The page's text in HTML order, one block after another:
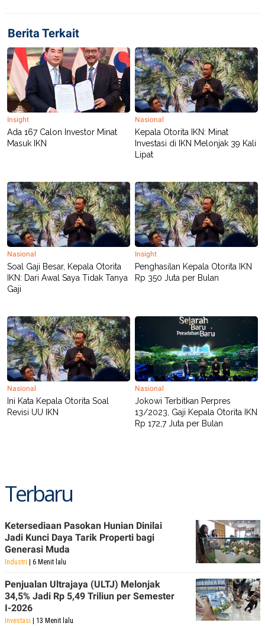
I
G
K
M
E
D
I
A
.
I
SITEMAPPROFILETERM
OF
USE
PEDOMAN
PEMBERITAAN
SIBER
PRIVACY
POLICY
Berita Terkait
Insight
Ada 167 Calon Investor Minat
Masuk IKN
Nasional
Kepala Otorita IKN: Minat
Investasi di IKN Melonjak 39 Kali
Lipat
Nasional
Soal Gaji Besar, Kepala Otorita
IKN: Dari Awal Saya Tidak Tanya
Gaji
Insight
Penghasilan Kepala Otorita IKN
Rp 350 Juta per Bulan
Nasional
Ini Kata Kepala Otorita Soal
Revisi UU IKN
Nasional
Jokowi Terbitkan Perpres
13/2023, Gaji Kepala Otorita IKN
Rp 172,7 Juta per Bulan
Terbaru
Ketersediaan Pasokan Hunian Dinilai
Jadi Kunci Daya Tarik Properti bagi
Generasi Muda
Industri | 6 Menit lalu
Penjualan Ultrajaya (ULTJ) Melonjak
34,5% Jadi Rp 5,49 Triliun per Semester
I-2026
Investasi | 13 Menit lalu